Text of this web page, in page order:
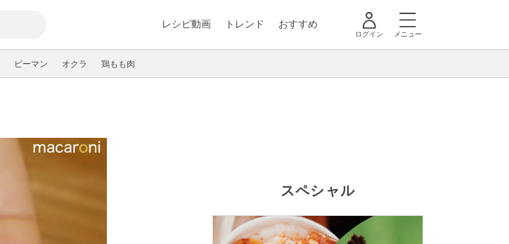
レシピ動画 トレンド おすすめ
ログイン メニュー
ピーマン オクラ 鶏もも肉
スペシャル